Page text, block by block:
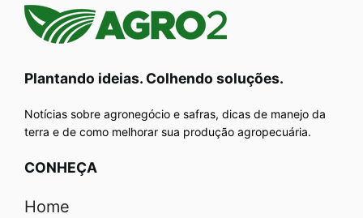
Plantando ideias. Colhendo soluções.
Notícias sobre agronegócio e safras, dicas de manejo da
terra e de como melhorar sua produção agropecuária.
CONHEÇA
Home